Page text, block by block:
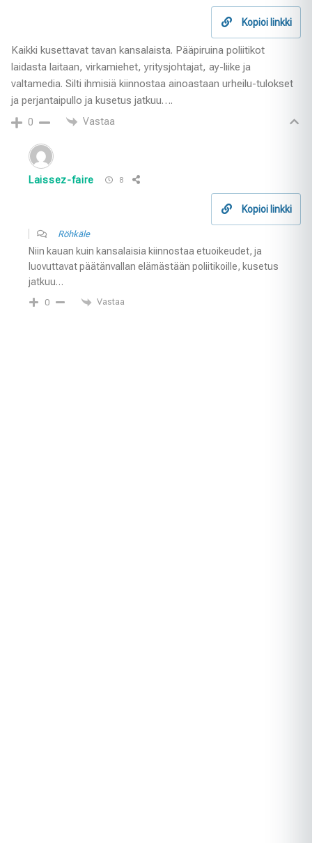
Kopioi linkki
Kaikki kusettavat tavan kansalaista. Pääpiruina poliitikot
laidasta laitaan, virkamiehet, yritysjohtajat, ay-liike ja
valtamedia. Silti ihmisiä kiinnostaa ainoastaan urheilu-tulokset
ja perjantaipullo ja kusetus jatkuu….
0 Vastaa
Laissez-faire 8
Kopioi linkki
Röhkäle
Niin kauan kuin kansalaisia kiinnostaa etuoikeudet, ja
luovuttavat päätänvallan elämästään poliitikoille, kusetus
jatkuu…
0 Vastaa